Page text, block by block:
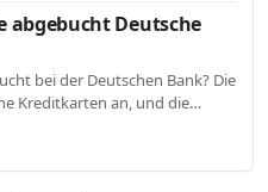
abgebucht Deutsche
bei der Deutschen Bank? Die
Kreditkarten an, und die…